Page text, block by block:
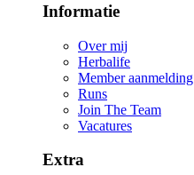
Informatie
Over mij
Herbalife
Member aanmelding
Runs
Join The Team
Vacatures
Extra